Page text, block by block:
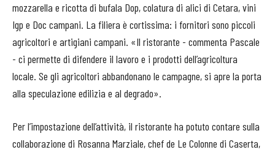
mozzarella e ricotta di bufala Dop, colatura di alici di Cetara, vini
Igp e Doc campani. La filiera è cortissima: i fornitori sono piccoli
agricoltori e artigiani campani. «Il ristorante - commenta Pascale
- ci permette di difendere il lavoro e i prodotti dell’agricoltura
locale. Se gli agricoltori abbandonano le campagne, si apre la porta
alla speculazione edilizia e al degrado».
Per l’impostazione dell’attività, il ristorante ha potuto contare sulla
collaborazione di Rosanna Marziale, chef de Le Colonne di Caserta,